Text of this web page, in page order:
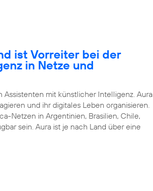
ist Vorreiter bei der
in Netze und
mit künstlicher Intelligenz. Aura
und ihr digitales Leben organisieren.
Netzen in Argentinien, Brasilien, Chile,
sein. Aura ist je nach Land über eine